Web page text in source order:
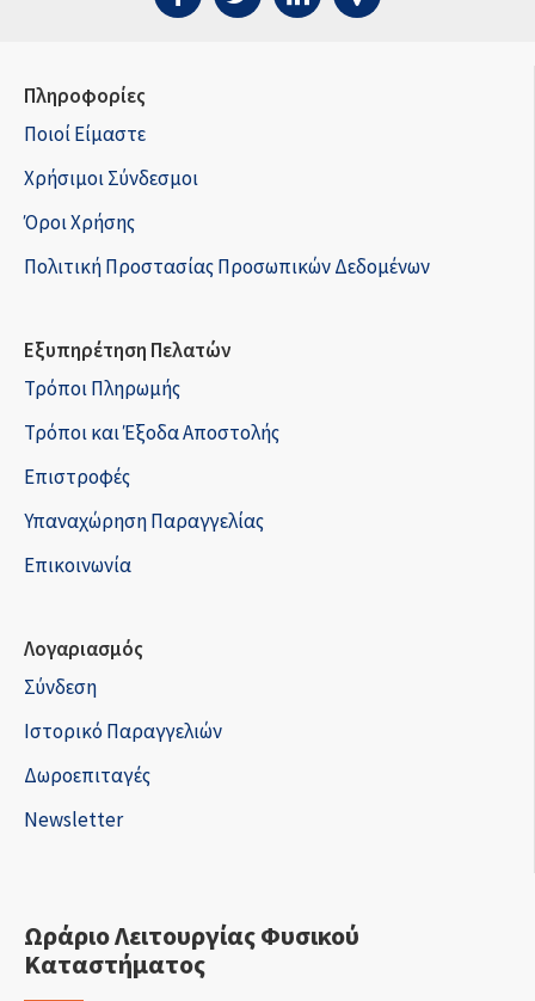
Πληροφορίες
Ποιοί Είμαστε
Χρήσιμοι Σύνδεσμοι
Όροι Χρήσης
Πολιτική Προστασίας Προσωπικών Δεδομένων
Εξυπηρέτηση Πελατών
Τρόποι Πληρωμής
Τρόποι και Έξοδα Αποστολής
Επιστροφές
Υπαναχώρηση Παραγγελίας
Επικοινωνία
Λογαριασμός
Σύνδεση
Ιστορικό Παραγγελιών
Δωροεπιταγές
Newsletter
Ωράριο Λειτουργίας Φυσικού
Καταστήματος